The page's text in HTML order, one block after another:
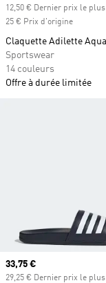
12,50 € Dernier prix le
25 € Prix d'origine
Claquette Adilette Aqua
Sportswear
14 couleurs
Offre à durée limitée
Prix actuel
33,75 €
29,25 € Dernier prix le